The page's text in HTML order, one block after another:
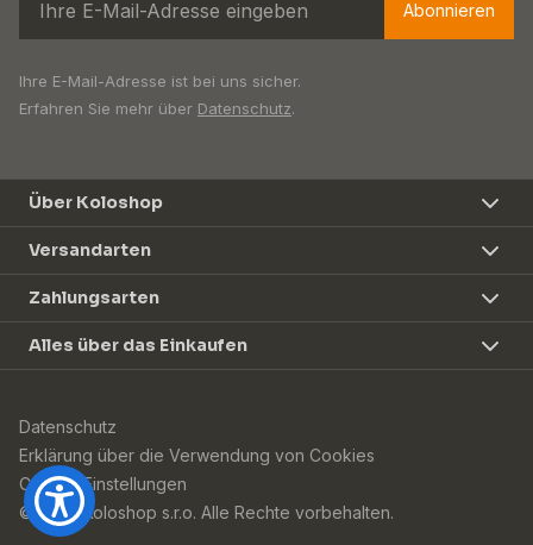
Abonnieren
Ihre E-Mail-Adresse ist bei uns sicher.
Erfahren Sie mehr über Datenschutz.
Über Koloshop
Versandarten
Zahlungsarten
Alles über das Einkaufen
Datenschutz
Erklärung über die Verwendung von Cookies
Cookie-Einstellungen
© 2026 Koloshop s.r.o. Alle Rechte vorbehalten.